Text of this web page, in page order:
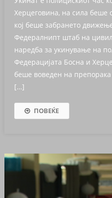
Херцеговина, на сила беше
кој беше забрането
Федералнипт штаб на
наредба за укинување на
Федерацијата Босна и
беше воведен на
[…]
ПОВЕЌЕ